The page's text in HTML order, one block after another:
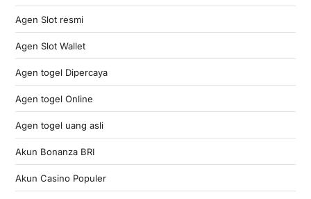
Agen Slot resmi
Agen Slot Wallet
Agen togel Dipercaya
Agen togel Online
Agen togel uang asli
Akun Bonanza BRI
Akun Casino Populer